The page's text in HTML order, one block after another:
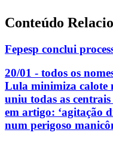
Conteúdo
Fepesp conclui
20/01 - todos os
Lula minimiza calote
uniu todas as
em artigo: ‘agitação
num perigoso